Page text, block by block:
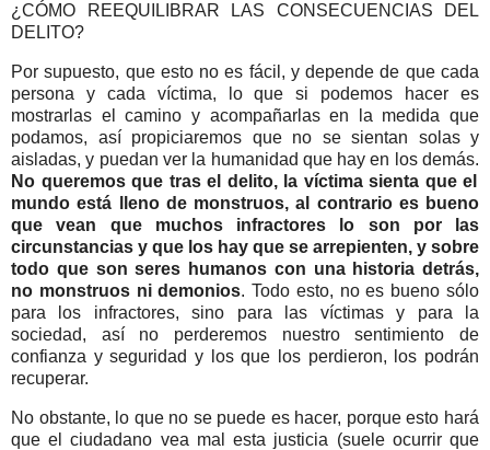
¿CÓMO REEQUILIBRAR LAS CONSECUENCIAS DEL
DELITO?
Por supuesto, que esto no es fácil, y depende de que cada
persona y cada víctima, lo que si podemos hacer es
mostrarlas el camino y acompañarlas en la medida que
podamos, así propiciaremos que no se sientan solas y
aisladas, y puedan ver la humanidad que hay en los demás.
No queremos que tras el delito, la víctima sienta que el
mundo está lleno de monstruos, al contrario es bueno
que vean que muchos infractores lo son por las
circunstancias y que los hay que se arrepienten, y sobre
todo que son seres humanos con una historia detrás,
no monstruos ni demonios. Todo esto, no es bueno sólo
para los infractores, sino para las víctimas y para la
sociedad, así no perderemos nuestro sentimiento de
confianza y seguridad y los que los perdieron, los podrán
recuperar.
No obstante, lo que no se puede es hacer, porque esto hará
que el ciudadano vea mal esta justicia (suele ocurrir que